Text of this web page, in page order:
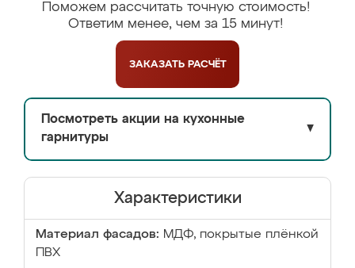
Поможем рассчитать точную стоимость!
Ответим менее, чем за 15 минут!
ЗАКАЗАТЬ РАСЧЁТ
Посмотреть акции на кухонные
гарнитуры
▼
Характеристики
Материал фасадов: МДФ, покрытые плёнкой
ПВХ